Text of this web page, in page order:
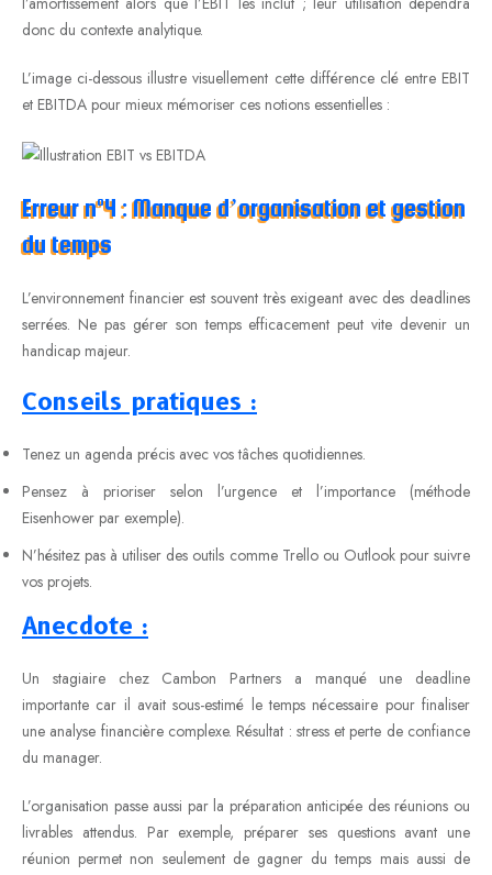
donc du contexte analytique.
L’image ci-dessous illustre visuellement cette différence clé entre EBIT
et EBITDA pour mieux mémoriser ces notions essentielles :
Erreur n°4 : Manque d’organisation et gestion
du temps
L’environnement financier est souvent très exigeant avec des deadlines
serrées. Ne pas gérer son temps efficacement peut vite devenir un
handicap majeur.
Conseils pratiques :
Tenez un agenda précis avec vos tâches quotidiennes.
Pensez à prioriser selon l’urgence et l’importance (méthode
Eisenhower par exemple).
N’hésitez pas à utiliser des outils comme Trello ou Outlook pour suivre
vos projets.
Anecdote :
Un stagiaire chez Cambon Partners a manqué une deadline
importante car il avait sous-estimé le temps nécessaire pour finaliser
une analyse financière complexe. Résultat : stress et perte de confiance
du manager.
L’organisation passe aussi par la préparation anticipée des réunions ou
livrables attendus. Par exemple, préparer ses questions avant une
réunion permet non seulement de gagner du temps mais aussi de